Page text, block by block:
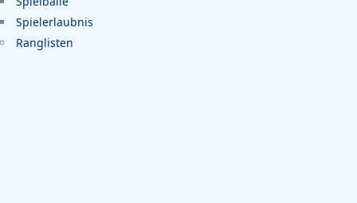
Spielerlaubnis
Ranglisten